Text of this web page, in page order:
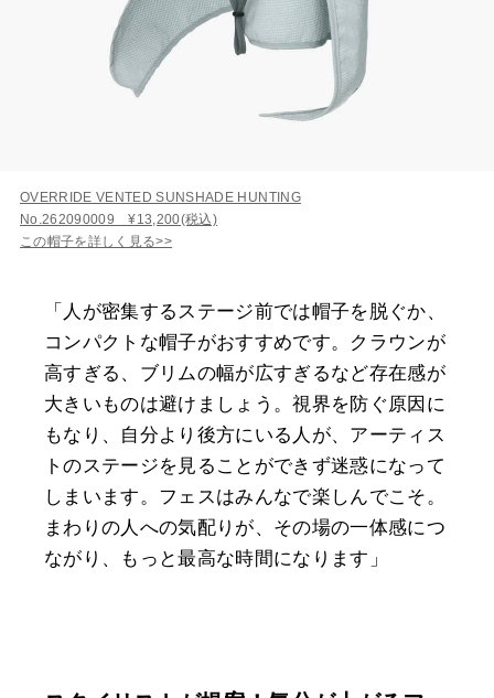
OVERRIDE VENTED SUNSHADE HUNTING
No.262090009 ¥13,200(税込)
この帽子を詳しく見る>>
「人が密集するステージ前では帽子を脱ぐか、
コンパクトな帽子がおすすめです。クラウンが
高すぎる、ブリムの幅が広すぎるなど存在感が
大きいものは避けましょう。視界を防ぐ原因に
もなり、自分より後方にいる人が、アーティス
トのステージを見ることができず迷惑になって
しまいます。フェスはみんなで楽しんでこそ。
まわりの人への気配りが、その場の一体感につ
ながり、もっと最高な時間になります」